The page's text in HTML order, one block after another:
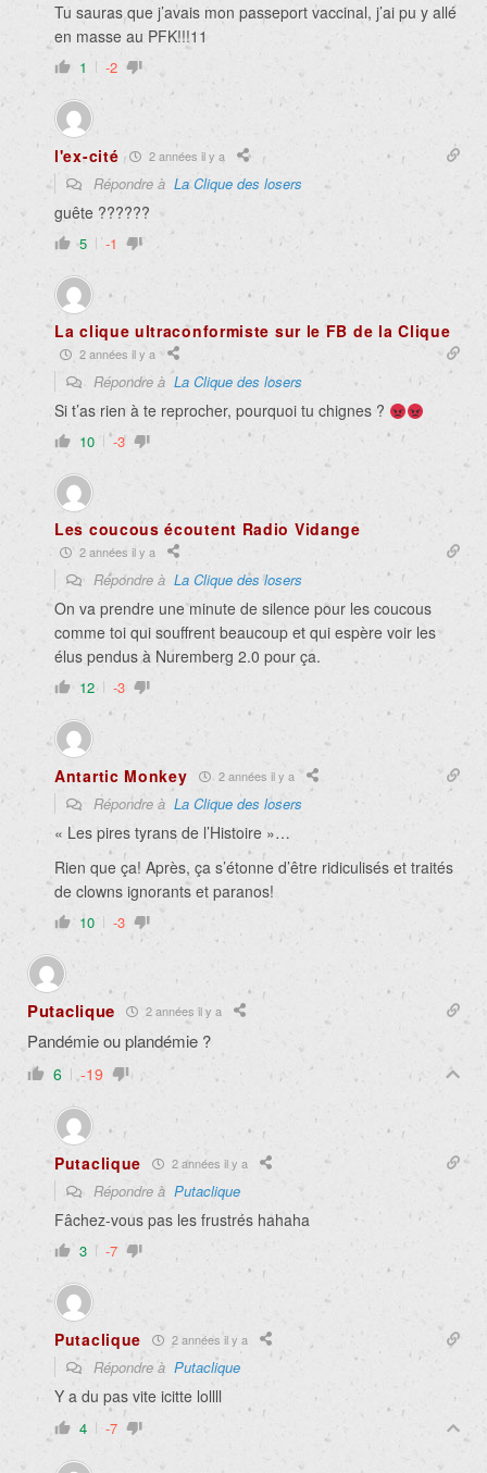
Tu sauras que j’avais mon passeport vaccinal, j’ai pu y allé
en masse au PFK!!!11
1 -2
l'ex-cité 2 années il y a
Répondre à La Clique des losers
guête ??????
5 -1
La clique ultraconformiste sur le FB de la Clique
2 années il y a
Répondre à La Clique des losers
Si t’as rien à te reprocher, pourquoi tu chignes ?
10 -3
Les coucous écoutent Radio Vidange
2 années il y a
Répondre à La Clique des losers
On va prendre une minute de silence pour les coucous
comme toi qui souffrent beaucoup et qui espère voir les
élus pendus à Nuremberg 2.0 pour ça.
12 -3
Antartic Monkey 2 années il y a
Répondre à La Clique des losers
« Les pires tyrans de l’Histoire »…
Rien que ça! Après, ça s’étonne d’être ridiculisés et traités
de clowns ignorants et paranos!
10 -3
Putaclique 2 années il y a
Pandémie ou plandémie ?
6 -19
Putaclique 2 années il y a
Répondre à Putaclique
Fâchez-vous pas les frustrés hahaha
3 -7
Putaclique 2 années il y a
Répondre à Putaclique
Y a du pas vite icitte lollll
4 -7